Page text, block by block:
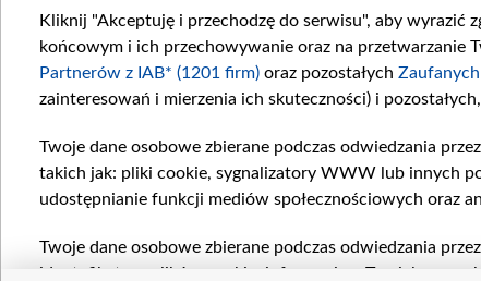
Kliknij "Akceptuję i przechodzę do serwisu", aby wyrazić
końcowym i ich przechowywanie oraz na przetwarzanie
Partnerów z IAB* (1201 firm) oraz pozostałych
zainteresowań i mierzenia ich skuteczności) i
Twoje dane osobowe zbierane podczas odwiedzania
takich jak: pliki cookie, sygnalizatory WWW lub innych
udostępnianie funkcji mediów społecznościowych oraz
Twoje dane osobowe zbierane podczas odwiedzania
identyfikatory plików cookie, informacje o Twoich